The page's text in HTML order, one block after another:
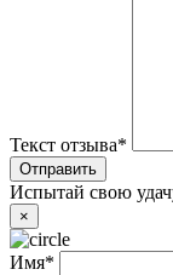
Текст отзыва*
Испытай свою
×
Имя*